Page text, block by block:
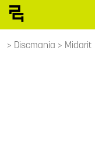
Discmania Midarit